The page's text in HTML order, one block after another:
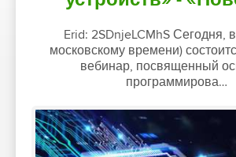
Erid: 2SDnjeLCMhS Сегодня,
московскому времени)
вебинар, посвященный
программирова…